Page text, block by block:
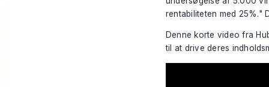
rentabiliteten med 25%."
Denne korte video fra
til at drive deres